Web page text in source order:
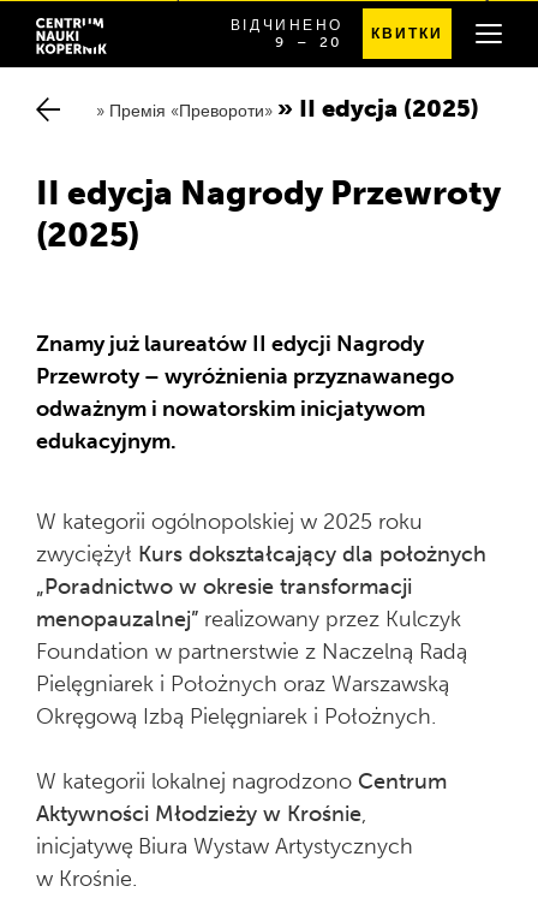
Chwalimy się
Przewodnik po budynku
Partnerstwa
ВІДЧИНЕНО
OD
20:00
9 ⁠–⁠ 20
SPRAWDŹ
SZCZEGÓŁOWE
КВИТКИ
Премія «Превороти» II edycja (2025)
II edycja Nagrody Przewroty
(2025)
Znamy już laureatów II edycji Nagrody
Przewroty – wyróżnienia przyznawanego
odważnym i nowatorskim inicjatywom
edukacyjnym.
W kategorii ogólnopolskiej w 2025 roku
zwyciężył Kurs dokształcający dla położnych
„Poradnictwo w okresie transformacji
menopauzalnej” realizowany przez Kulczyk
Foundation w partnerstwie z Naczelną Radą
Pielęgniarek i Położnych oraz Warszawską
Okręgową Izbą Pielęgniarek i Położnych.
W kategorii lokalnej nagrodzono Centrum
Aktywności Młodzieży w Krośnie,
inicjatywę Biura Wystaw Artystycznych
w Krośnie.